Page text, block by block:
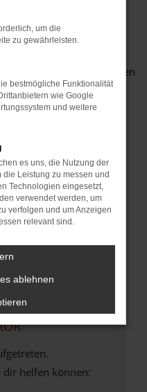
machen Sie nichts
eignet sich
bietet die perfekte
Komfort. Neben den
zugunsten einer
treten die Emotionen.
einfach umwerfend
Spaß. Im
um die vielen Vorteile
diese gerne in einem
Zudem sind wir in der
der Mercedes-Benz
und Sie kompetent
einen inhabergeführten
Fleck.
dir helfen können:
um die
zu gewährleisten.
bestmögliche Funktionalität
wie Google
und weitere
es uns, die Nutzung der
Leistung zu messen und
Technologien eingesetzt,
verwendet werden, um
verfolgen und um Anzeigen
relevant sind.
ablehnen